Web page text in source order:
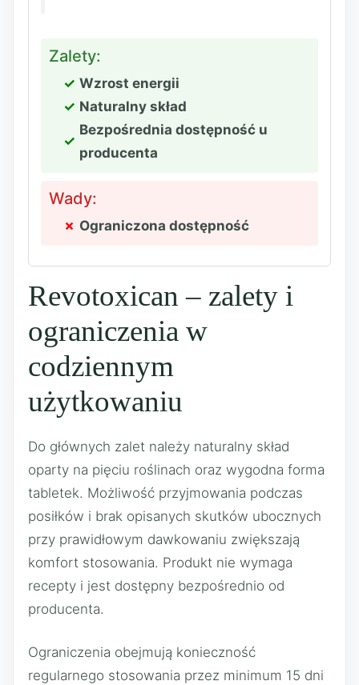
Zalety:
Wzrost energii
Naturalny skład
Bezpośrednia dostępność u
producenta
Wady:
Ograniczona dostępność
Revotoxican – zalety i
ograniczenia w
codziennym
użytkowaniu
Do głównych zalet należy naturalny skład
oparty na pięciu roślinach oraz wygodna forma
tabletek. Możliwość przyjmowania podczas
posiłków i brak opisanych skutków ubocznych
przy prawidłowym dawkowaniu zwiększają
komfort stosowania. Produkt nie wymaga
recepty i jest dostępny bezpośrednio od
producenta.
Ograniczenia obejmują konieczność
regularnego stosowania przez minimum 15 dni